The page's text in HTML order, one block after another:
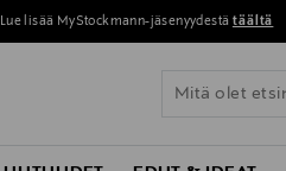
Lue lisää MyStockmann-jäsenyydestä täältä